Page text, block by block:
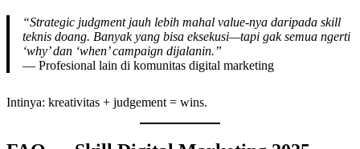
“Strategic judgment jauh lebih mahal value-nya daripada skill
teknis doang. Banyak yang bisa eksekusi—tapi gak semua ngerti
‘why’ dan ‘when’ campaign dijalanin.”
— Profesional lain di komunitas digital marketing
Intinya: kreativitas + judgement = wins.